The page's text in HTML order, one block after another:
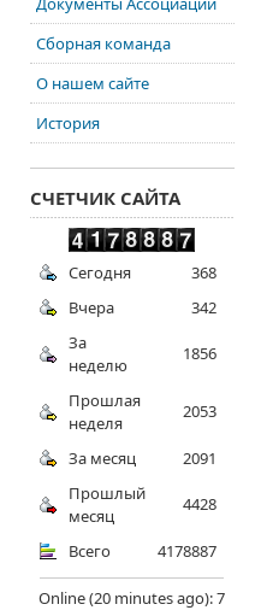
Сборная команда
О нашем сайте
История
СЧЕТЧИК САЙТА
Сегодня
368
Вчера
342
За
неделю
1856
Прошлая
неделя
2053
За месяц
2091
Прошлый
месяц
4428
Всего 4178887
Online (20 minutes ago): 7